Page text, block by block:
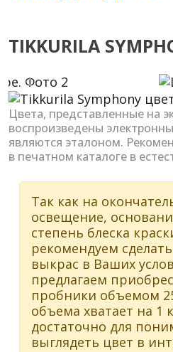
TIKKURILA
Previous
Цвета, представленные на
воспроизведены
являются эталоном.
в печатном каталоге в
Так как на
освещение,
степень блеска
рекомендуем
выкрас в Ваших
предлагаем
пробники объемом
объема хватает на 1
достаточно для
выглядеть цвет в